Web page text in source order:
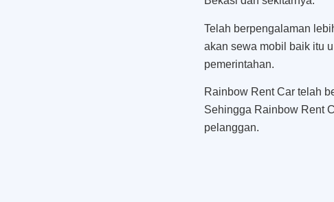
Telah berpengalaman
akan sewa mobil baik itu
pemerintahan.
Rainbow Rent Car telah
Sehingga Rainbow Rent
pelanggan.